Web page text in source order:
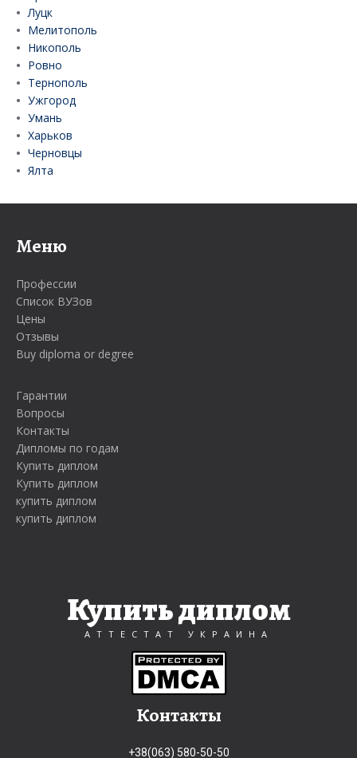
Луцк
Мелитополь
Никополь
Ровно
Тернополь
Ужгород
Умань
Харьков
Черновцы
Ялта
Меню
Профессии
Список ВУЗов
Цены
Отзывы
Buy diploma or degree
Гарантии
Вопросы
Контакты
Дипломы по годам
Купить диплом
Купить диплом
купить диплом
купить диплом
Купить диплом
АТТЕСТАТ УКРАИНА
Контакты
+38(063) 580-50-50